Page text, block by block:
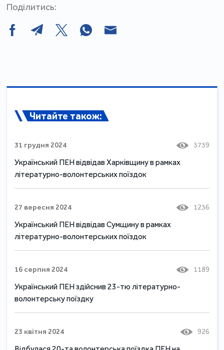
Поділитись:
Читайте також:
31 грудня 2024 3739
Український ПЕН відвідав Харківщину в рамках
літературно-волонтерських поїздок
27 вересня 2024 1236
Український ПЕН відвідав Сумщину в рамках
літературно-волонтерських поїздок
16 серпня 2024 1189
Український ПЕН здійснив 23-тю літературно-
волонтерську поїздку
23 квітня 2024 926